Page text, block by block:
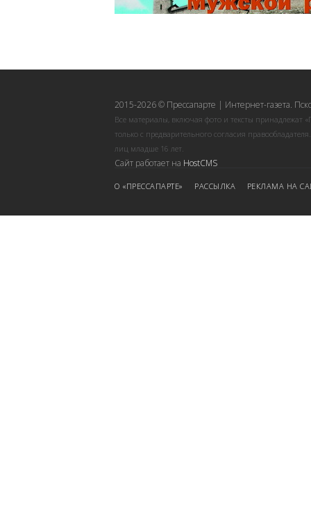
2015-2026 © Прессапарте | Интернет-газета.
Все материалы, включая фото и тексты принадлежат
только с предварительного согласия
лиц младше 16 лет.
Сайт работает на HostCMS
О «ПРЕССАПАРТЕ» РАССЫЛКА РЕКЛАМА НА